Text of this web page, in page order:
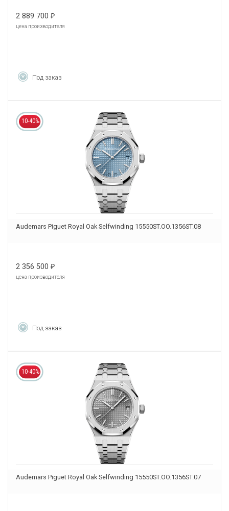
2 889 700 ₽
цена производителя
Под заказ
10-40%
Audemars Piguet Royal Oak Selfwinding 15550ST.OO.1356ST.08
2 356 500 ₽
цена производителя
Под заказ
10-40%
Audemars Piguet Royal Oak Selfwinding 15550ST.OO.1356ST.07